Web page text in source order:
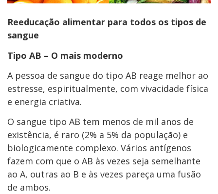
Reeducação alimentar para todos os tipos de
sangue
Tipo AB – O mais moderno
A pessoa de sangue do tipo AB reage melhor ao
estresse, espiritualmente, com vivacidade física
e energia criativa.
O sangue tipo AB tem menos de mil anos de
existência, é raro (2% a 5% da população) e
biologicamente complexo. Vários antígenos
fazem com que o AB às vezes seja semelhante
ao A, outras ao B e às vezes pareça uma fusão
de ambos.